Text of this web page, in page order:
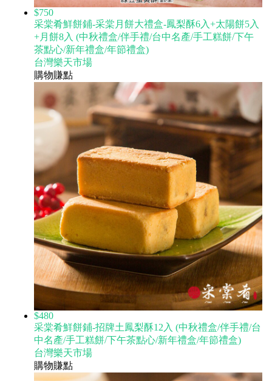
$750
采棠肴鮮餅鋪-采棠月餅大禮盒-鳳梨酥6入+太陽餅5入
+月餅8入 (中秋禮盒/伴手禮/台中名產/手工糕餅/下午
茶點心/新年禮盒/年節禮盒)
台灣樂天市場
購物賺點
$480
采棠肴鮮餅鋪-招牌土鳳梨酥12入 (中秋禮盒/伴手禮/台
中名產/手工糕餅/下午茶點心/新年禮盒/年節禮盒)
台灣樂天市場
購物賺點